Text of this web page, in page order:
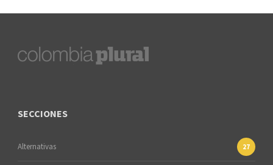
SECCIONES
Alternativas 27